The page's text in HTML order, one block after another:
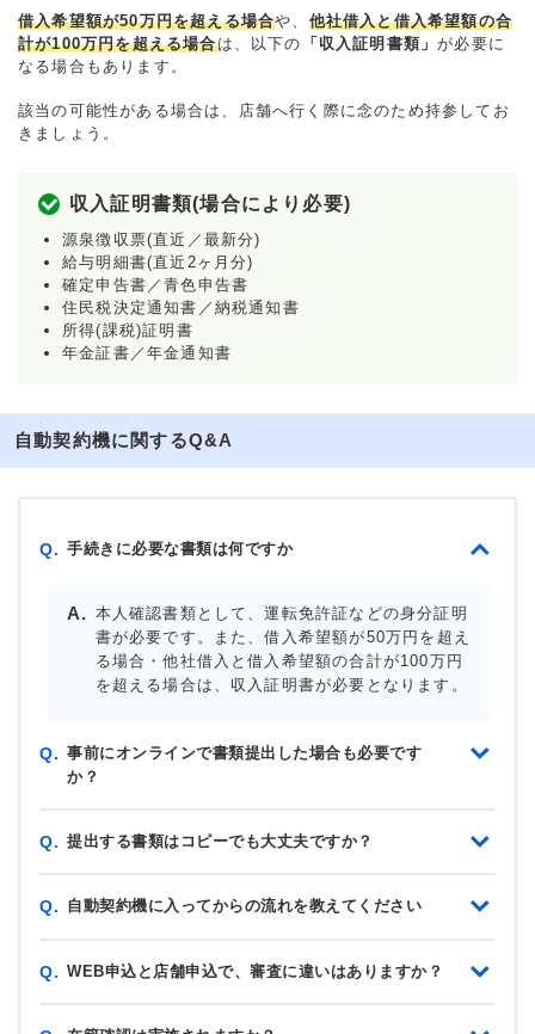
借入希望額が50万円を超える場合や、 他社借入と借入希望額の合
計が100万円を超える場合は、以下の 「収入証明書類」が必要に
なる場合もあります。
該当の可能性がある場合は、店舗へ行く際に念のため持参してお
きましょう。
収入証明書類(場合により必要)
源泉徴収票(直近／最新分)
給与明細書(直近2ヶ月分)
確定申告書／青色申告書
住民税決定通知書／納税通知書
所得(課税)証明書
年金証書／年金通知書
自動契約機に関するQ&A
Q. 手続きに必要な書類は何ですか
本人確認書類として、運転免許証などの身分証明
書が必要です。また、借入希望額が50万円を超え
る場合・他社借入と借入希望額の合計が100万円
を超える場合は、収入証明書が必要となります。
Q. 事前にオンラインで書類提出した場合も必要です
か？
Q. 提出する書類はコピーでも大丈夫ですか？
Q. 自動契約機に入ってからの流れを教えてください
Q. WEB申込と店舗申込で、審査に違いはありますか？